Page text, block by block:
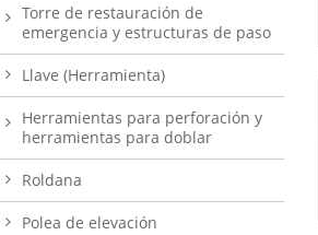
Torre de restauración de
emergencia y estructuras de paso
Llave (Herramienta)
Herramientas para perforación y
herramientas para doblar
Roldana
Polea de elevación